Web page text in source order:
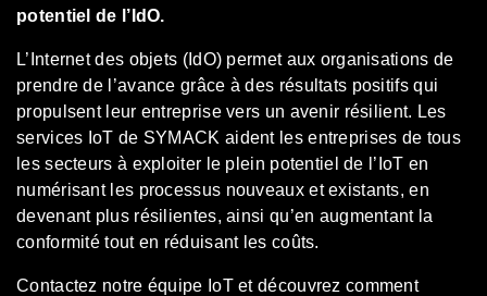
potentiel de l’IdO.
L’Internet des objets (IdO) permet aux organisations de
prendre de l’avance grâce à des résultats positifs qui
propulsent leur entreprise vers un avenir résilient. Les
services IoT de SYMACK aident les entreprises de tous
les secteurs à exploiter le plein potentiel de l’IoT en
numérisant les processus nouveaux et existants, en
devenant plus résilientes, ainsi qu’en augmentant la
conformité tout en réduisant les coûts.
Contactez notre équipe IoT et découvrez comment